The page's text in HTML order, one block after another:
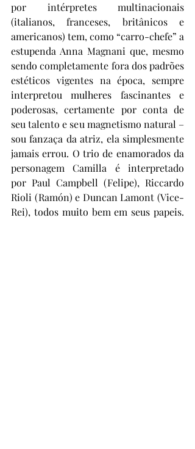
por intérpretes multinacionais
(italianos, franceses, britânicos e
americanos) tem, como “carro-chefe” a
estupenda Anna Magnani que, mesmo
sendo completamente fora dos padrões
estéticos vigentes na época, sempre
interpretou mulheres fascinantes e
poderosas, certamente por conta de
seu talento e seu magnetismo natural –
sou fanzaça da atriz, ela simplesmente
jamais errou. O trio de enamorados da
personagem Camilla é interpretado
por Paul Campbell (Felipe), Riccardo
Rioli (Ramón) e Duncan Lamont (Vice-
Rei), todos muito bem em seus papeis.